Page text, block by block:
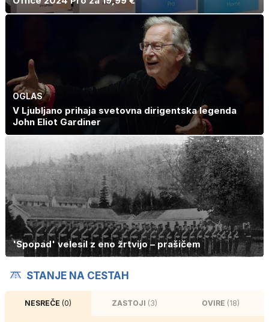
OGLAS
V Ljubljano prihaja svetovna dirigentska legenda
John Eliot Gardiner
'Spopad' velesil z eno žrtvijo – prašičem
STANJE NA CESTAH
NESREČE (0) ZASTOJI (3) OVIRE (18)